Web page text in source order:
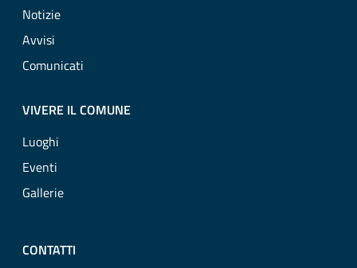
Notizie
Avvisi
Comunicati
VIVERE IL COMUNE
Luoghi
Eventi
Gallerie
CONTATTI